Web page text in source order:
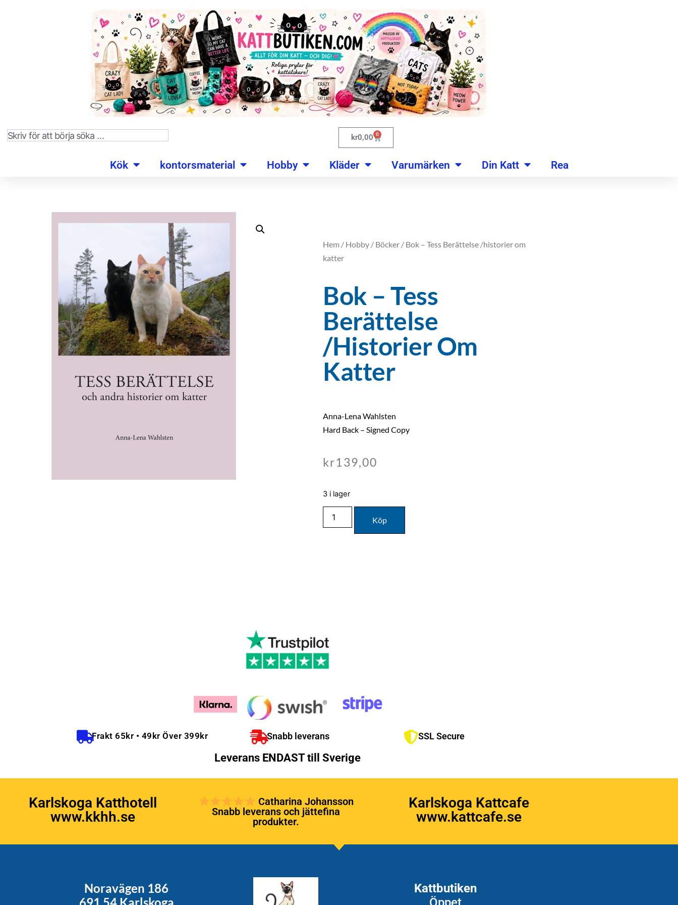
kr0,00 0
Kök kontorsmaterial Hobby Kläder Varumärken Din Katt Rea
Hem / Hobby / Böcker / Bok – Tess Berättelse /historier om
katter
Bok – Tess
Berättelse
/historier Om
Katter
Anna-Lena Wahlsten
Hard Back – Signed Copy
kr139,00
3 i lager
Köp
Frakt 65kr • 49kr Över 399kr Snabb leverans SSL Secure
Leverans ENDAST till Sverige
Karlskoga Katthotell
www.kkhh.se
Catharina Johansson
Snabb leverans och jättefina
produkter.
Karlskoga Kattcafe
www.kattcafe.se
Noravägen 186
Kattbutiken